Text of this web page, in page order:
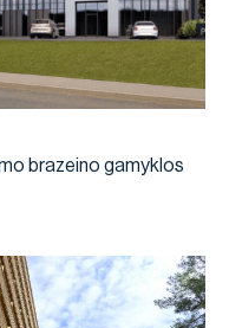
brazeino gamyklos